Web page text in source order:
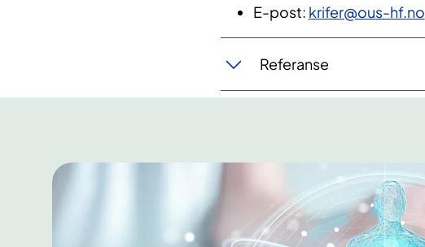
E-post: krifer@ous-hf.no
Referanse